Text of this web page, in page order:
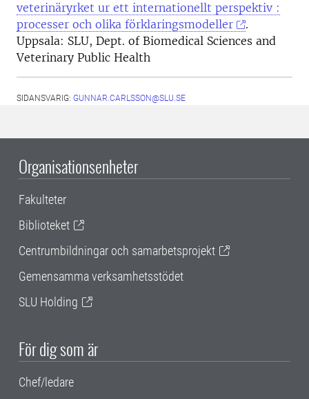
veterinäryrket ur ett internationellt perspektiv :
processer och olika förklaringsmodeller
.
Uppsala: SLU, Dept. of Biomedical Sciences and
Veterinary Public Health
SIDANSVARIG: GUNNAR.CARLSSON@SLU.SE
Organisationsenheter
Fakulteter
Biblioteket
Centrumbildningar och samarbetsprojekt
Gemensamma verksamhetsstödet
SLU Holding
För dig som är
Chef/ledare